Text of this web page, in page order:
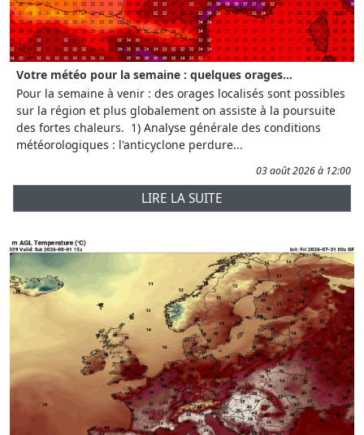
Votre météo pour la semaine : quelques orages...
Pour la semaine à venir : des orages localisés sont possibles
sur la région et plus globalement on assiste à la poursuite
des fortes chaleurs. 1) Analyse générale des conditions
météorologiques : l'anticyclone perdure...
03 août 2026 à 12:00
LIRE LA SUITE